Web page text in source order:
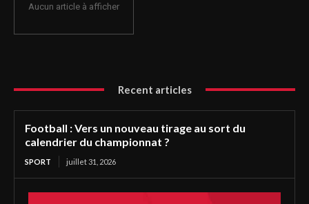
Aucun article à afficher
Recent articles
Football : Vers un nouveau tirage au sort du
calendrier du championnat ?
SPORT juillet 31, 2026